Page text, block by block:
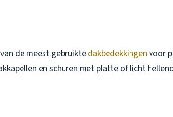
de meest gebruikte dakbedekkingen voor
en schuren met platte of licht